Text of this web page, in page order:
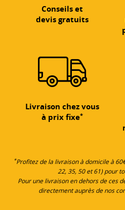
Conseils et
devis gratuits
Livraison chez vous
à prix fixe*
*Profitez de la livraison à domicile à
22, 35, 50 et 61) pour
Pour une livraison en dehors de ces
directement auprès de nos